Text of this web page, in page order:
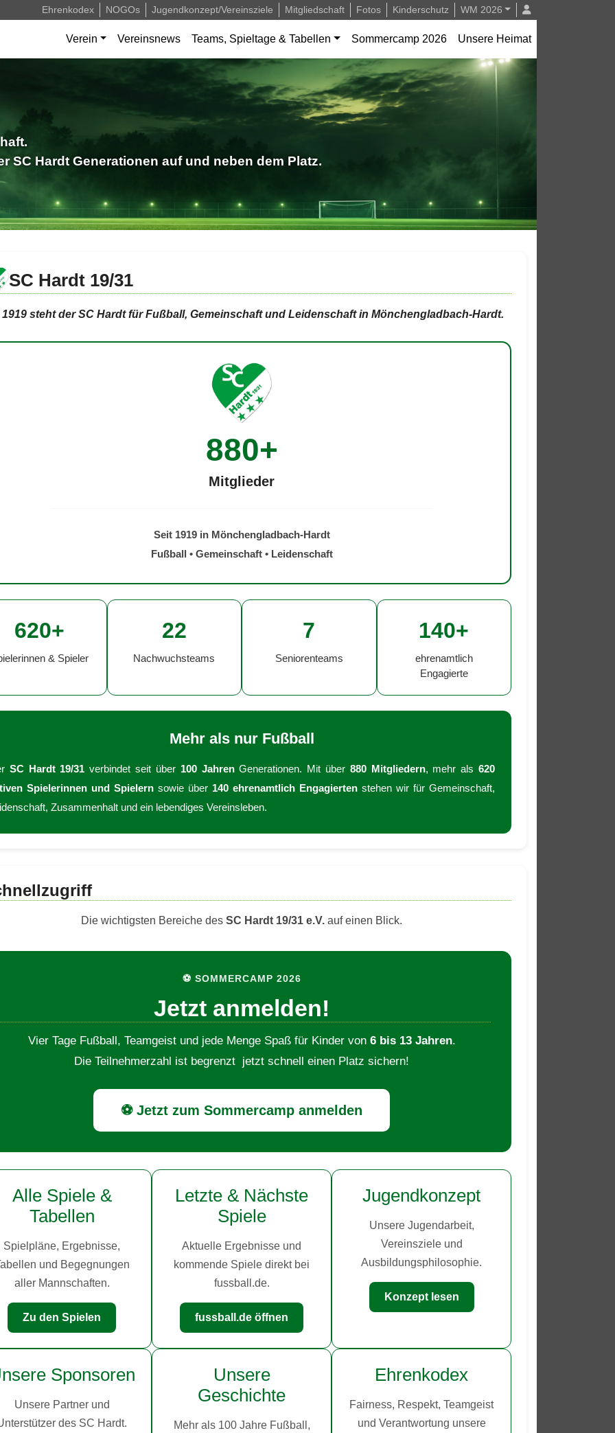
Ehrenkodex NOGOs Jugendkonzept/Vereinsziele Mitgliedschaft Fotos Kinderschutz WM 2026
Verein Vereinsnews Teams, Spieltage & Tabellen Sommercamp 2026 Unsere Heimat
SC Hardt Generationen auf und neben dem Platz.
SC Hardt 19/31
1919 steht der SC Hardt für Fußball, Gemeinschaft und Leidenschaft in Mönchengladbach-Hardt.
880+
Mitglieder
Seit 1919 in Mönchengladbach-Hardt
Fußball • Gemeinschaft • Leidenschaft
620+
& Spieler
22
Nachwuchsteams
7
Seniorenteams
140+
ehrenamtlich
Engagierte
Mehr als nur Fußball
SC Hardt 19/31 verbindet seit über 100 JahrenGenerationen. Mit über 880 Mitgliedern, mehr als 620
Spielerinnen und Spielern sowie über 140 ehrenamtlich Engagierten stehen wir für Gemeinschaft,
Zusammenhalt und ein lebendiges Vereinsleben.
Die wichtigsten Bereiche des SC Hardt 19/31 e.V. auf einen Blick.
⚽ SOMMERCAMP 2026
Jetzt anmelden!
Vier Tage Fußball, Teamgeist und jede Menge Spaß für Kinder von 6 bis 13 Jahren.
Die Teilnehmerzahl ist begrenzt jetzt schnell einen Platz sichern!
⚽ Jetzt zum Sommercamp anmelden
Alle Spiele &
Tabellen
Spielpläne, Ergebnisse,
und Begegnungen
aller Mannschaften.
Zu den Spielen
Letzte & Nächste
Spiele
Aktuelle Ergebnisse und
kommende Spiele direkt bei
fussball.de.
fussball.de öffnen
Jugendkonzept
Unsere Jugendarbeit,
Vereinsziele und
Ausbildungsphilosophie.
Konzept lesen
Sponsoren
Unsere Partner und
des SC Hardt.
Unsere
Geschichte
Mehr als 100 Jahre Fußball,
Ehrenkodex
Fairness, Respekt, Teamgeist
und Verantwortung unsere